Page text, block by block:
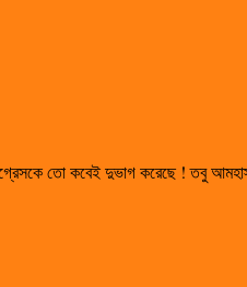
তো কবেই দুভাগ করেছে ! তবু আমহার্স্ট